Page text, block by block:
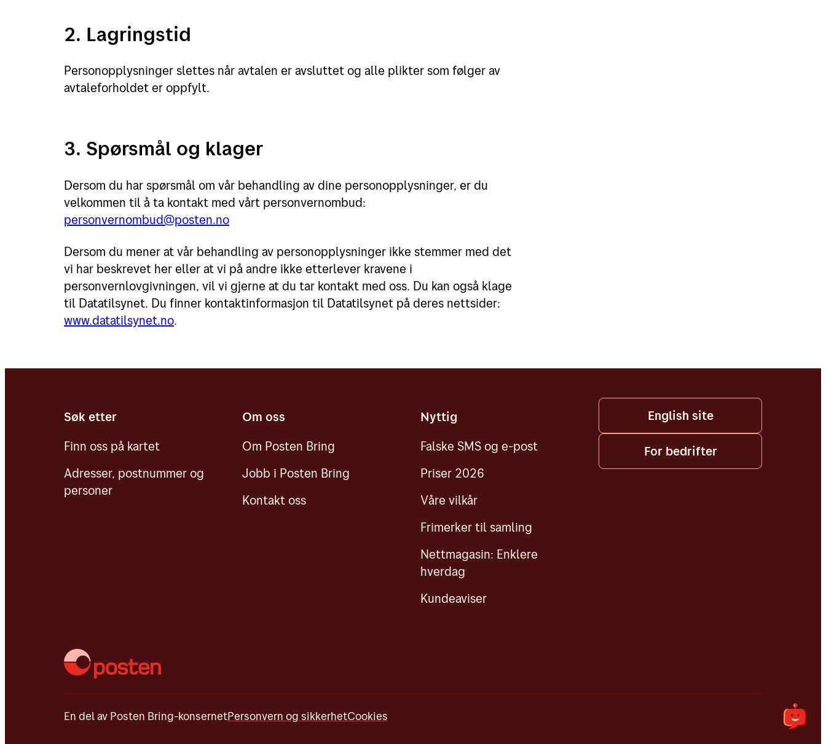
2. Lagringstid
Personopplysninger slettes når avtalen er avsluttet og alle plikter som følger av
avtaleforholdet er oppfylt.
3. Spørsmål og klager
Dersom du har spørsmål om vår behandling av dine personopplysninger, er du
velkommen til å ta kontakt med vårt personvernombud:
personvernombud@posten.no
Dersom du mener at vår behandling av personopplysninger ikke stemmer med det
vi har beskrevet her eller at vi på andre ikke etterlever kravene i
personvernlovgivningen, vil vi gjerne at du tar kontakt med oss. Du kan også klage
til Datatilsynet. Du finner kontaktinformasjon til Datatilsynet på deres nettsider:
www.datatilsynet.no.
English site
For bedrifter
Søk etter
Finn oss på kartet
Adresser, postnummer og
personer
Om oss
Om Posten Bring
Jobb i Posten Bring
Kontakt oss
Nyttig
Falske SMS og e-post
Priser 2026
Våre vilkår
Frimerker til samling
Nettmagasin: Enklere
hverdag
Kundeaviser
En del av Posten Bring-konsernetPersonvern og sikkerhetCookies